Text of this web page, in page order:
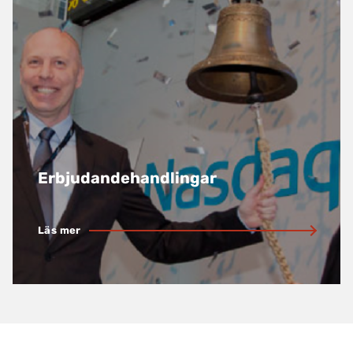
Erbjudandehandlingar
Läs mer